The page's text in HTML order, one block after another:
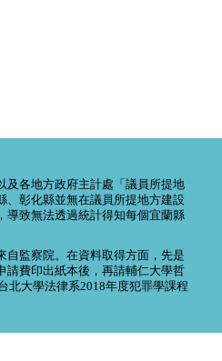
及各地方政府主計處「議員所提地
、彰化縣並無在議員所提地方建設
導致無法透過統計得知每個宜蘭縣
自監察院。在資料取得方面，先是
請費印出紙本後，再請輔仁大學哲
北大學法律系2018年度犯罪學課程